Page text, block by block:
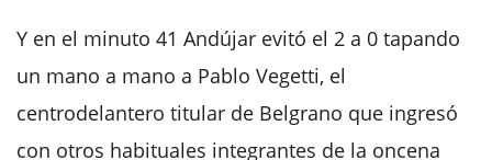
Y en el minuto 41 Andújar evitó el 2 a 0 tapando
un mano a mano a Pablo Vegetti, el
centrodelantero titular de Belgrano que ingresó
con otros habituales integrantes de la oncena